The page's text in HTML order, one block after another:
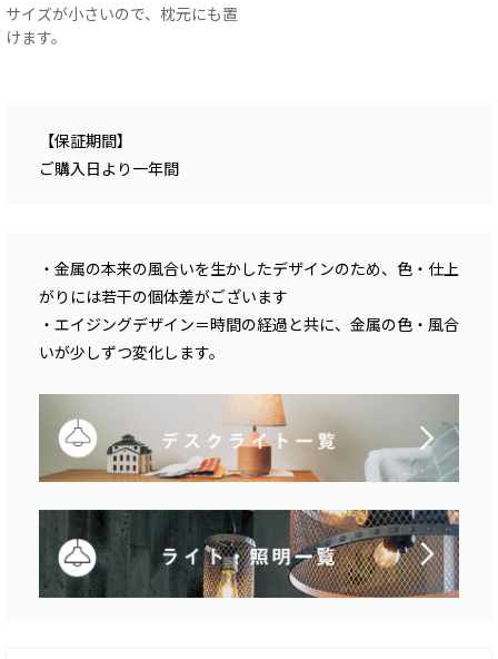
サイズが小さいので、枕元にも置
けます。
【保証期間】
ご購入日より一年間
・金属の本来の風合いを生かしたデザインのため、色・仕上
がりには若干の個体差がございます
・エイジングデザイン＝時間の経過と共に、金属の色・風合
いが少しずつ変化します。